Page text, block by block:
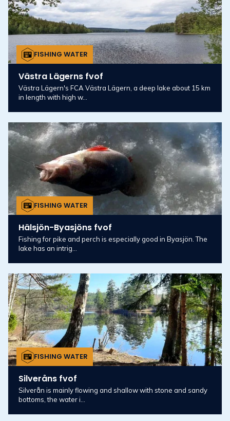
FISHING WATER
Västra Lägerns fvof
Västra Lägern's FCA Västra Lägern, a deep lake about 15 km
in length with high w...
FISHING WATER
Hälsjön-Byasjöns fvof
Fishing for pike and perch is especially good in Byasjön. The
lake has an intrig...
FISHING WATER
Silveråns fvof
Silverån is mainly flowing and shallow with stone and sandy
bottoms, the water i...